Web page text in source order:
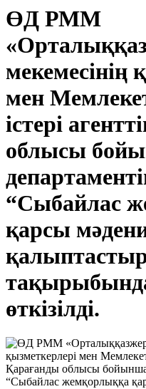
ӨД РММ
мекемесінің
мен
істері
облысы
“Сыбайлас
қарсы
өткізілді.